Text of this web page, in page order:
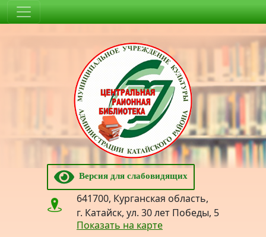
Версия для слабовидящих
641700, Курганская область,
г. Катайск, ул. 30 лет Победы, 5
Показать на карте